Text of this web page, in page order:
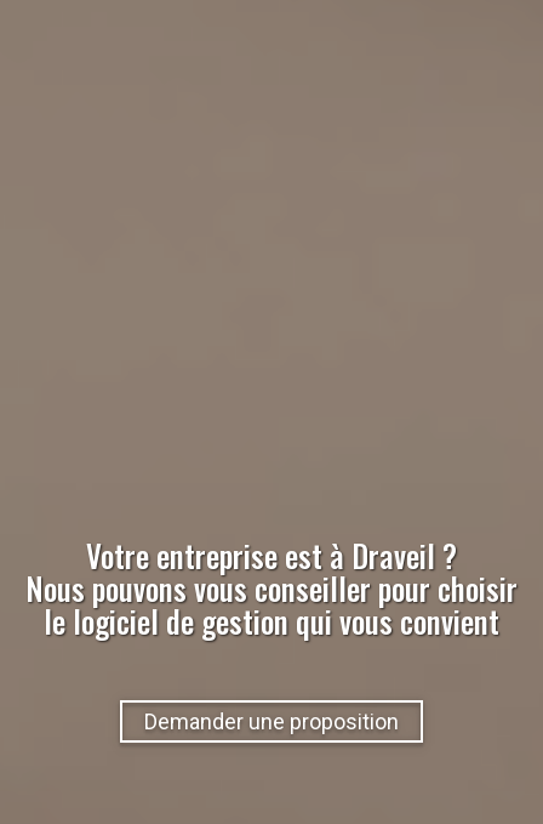
Votre entreprise est à Draveil?
Nous pouvons vous conseiller pour choisir
le logiciel de gestion qui vous convient
Demander une proposition